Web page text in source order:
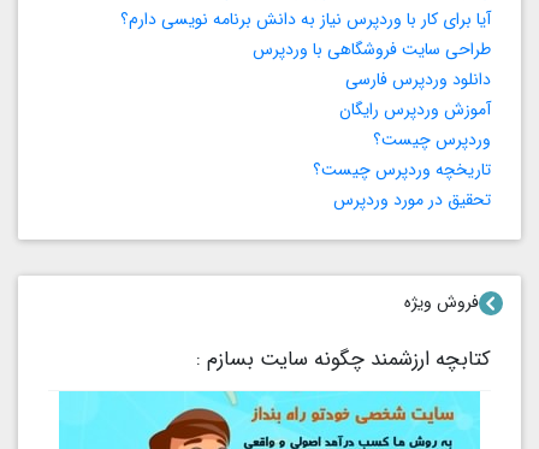
آیا برای کار با وردپرس نیاز به دانش برنامه‌ نویسی دارم؟
طراحی سایت فروشگاهی با وردپرس
دانلود وردپرس فارسی
آموزش وردپرس رایگان
وردپرس چیست؟
تاریخچه وردپرس چیست؟
تحقیق در مورد وردپرس
فروش ویژه
کتابچه ارزشمند چگونه سایت بسازم :